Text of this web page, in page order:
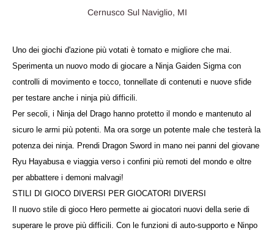
Cernusco Sul Naviglio, MI
Uno dei giochi d'azione più votati è tornato e migliore che mai.
Sperimenta un nuovo modo di giocare a Ninja Gaiden Sigma con
controlli di movimento e tocco, tonnellate di contenuti e nuove sfide
per testare anche i ninja più difficili.
Per secoli, i Ninja del Drago hanno protetto il mondo e mantenuto al
sicuro le armi più potenti. Ma ora sorge un potente male che testerà la
potenza dei ninja. Prendi Dragon Sword in mano nei panni del giovane
Ryu Hayabusa e viaggia verso i confini più remoti del mondo e oltre
per abbattere i demoni malvagi!
STILI DI GIOCO DIVERSI PER GIOCATORI DIVERSI
Il nuovo stile di gioco Hero permette ai giocatori nuovi della serie di
superare le prove più difficili. Con le funzioni di auto-supporto e Ninpo